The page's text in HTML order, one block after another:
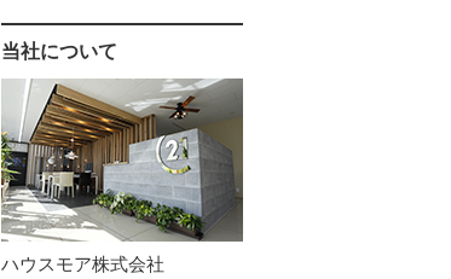
当社について
ハウスモア株式会社